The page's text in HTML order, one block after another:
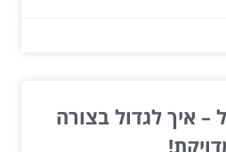
– איך לגדול בצורה